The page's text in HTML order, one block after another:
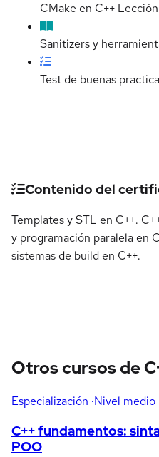
CMake en C++ Lección
Sanitizers y
Test de buenas
Detalles del curso
Contenido del
Templates y STL en C++.
y programación paralela en
sistemas de build en C++.
Otros cursos de
Especialización ·Nivel medio
C++ fundamentos:
POO